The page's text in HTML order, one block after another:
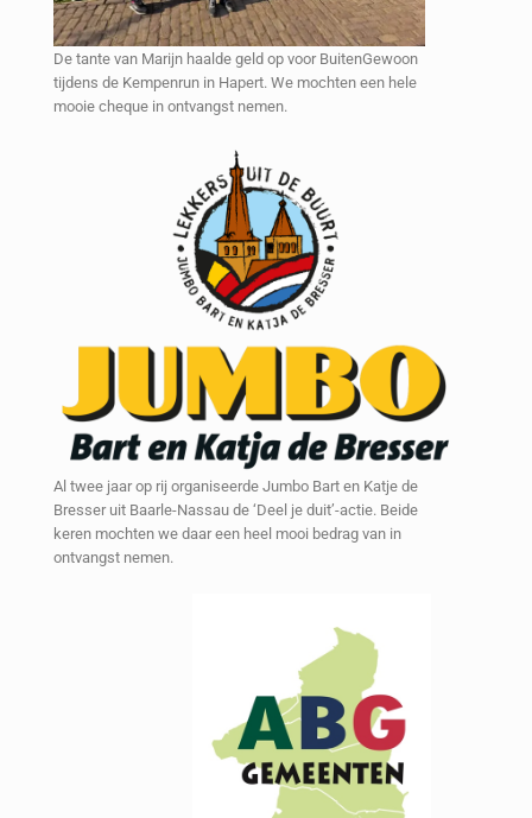
De tante van Marijn haalde geld op voor BuitenGewoon
tijdens de Kempenrun in Hapert. We mochten een hele
mooie cheque in ontvangst nemen.
Al twee jaar op rij organiseerde Jumbo Bart en Katje de
Bresser uit Baarle-Nassau de ‘Deel je duit’-actie. Beide
keren mochten we daar een heel mooi bedrag van in
ontvangst nemen.